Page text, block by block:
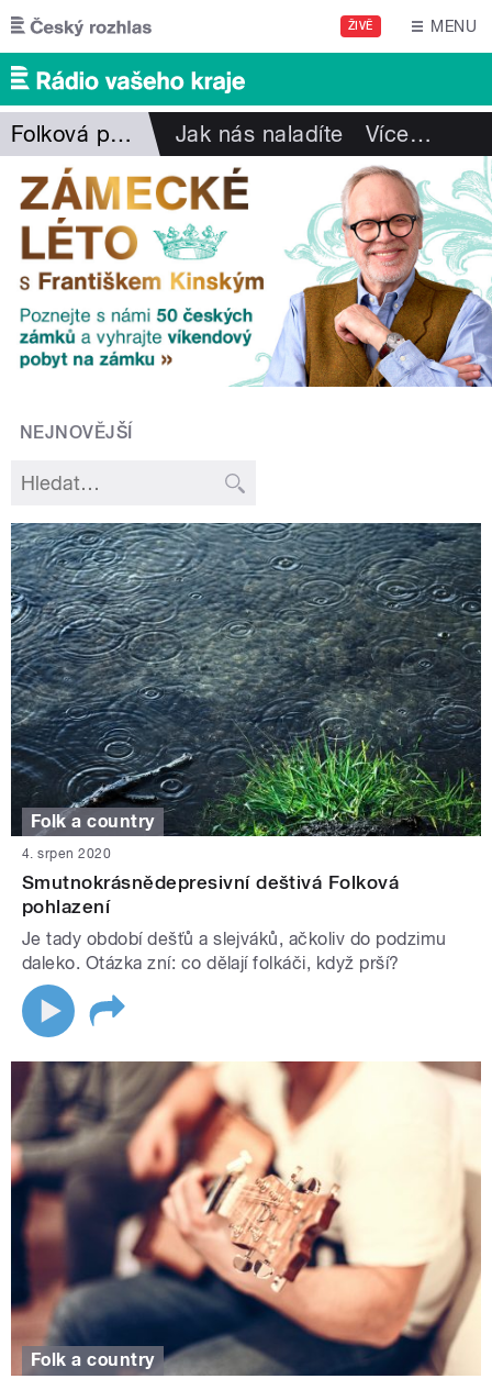
Přejít k hlavnímu obsahu
ŽIVĚ MENU
Folková pohlazení Jak nás naladíte Více…
NEJNOVĚJŠÍ
Folk a country
4. srpen 2020
Smutnokrásnědepresivní deštivá Folková
pohlazení
Je tady období dešťů a slejváků, ačkoliv do podzimu
daleko. Otázka zní: co dělají folkáči, když prší?
Folk a country